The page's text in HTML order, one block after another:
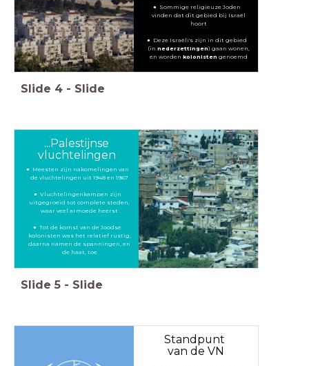
Sommige religieuze Joden
vinden dat dit gebied bij Israël
hoort
Deze Israëli's zijn in dit gebied
(innederzettingen) gaan wonen,
en wordenkolonisten genoemd
Slide 4 - Slide
...Palestijnse
vluchtelingen
Meesten zijn nakomelingen van
de vluchtelingen uit 1948 en 1967
Vluchtelingenkampen zijn
uitgegroeid tot complete steden,
waar veel armoede heerst
Tot de komst van de Joodse
kolonisten was het relatief rustig,
daarna namen de spanningen, en
de haat, toe
Slide 5 - Slide
Standpunt
van de VN